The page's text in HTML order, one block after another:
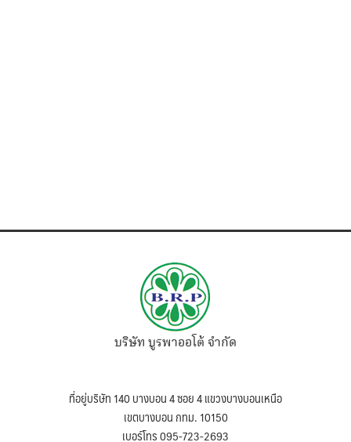
บริษัท บูรพาออโต้ จำกัด
ที่อยู่บริษัท 140 บางบอน 4 ซอย 4 แขวงบางบอนเหนือ
เขตบางบอน กทม. 10150
เบอร์โทร 095-723-2693